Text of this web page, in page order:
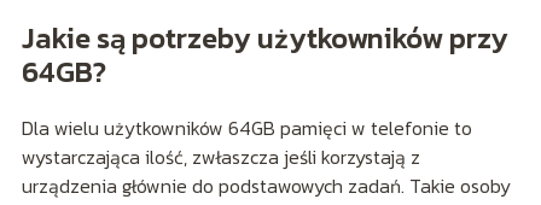
Jakie są potrzeby użytkowników przy
64GB?
Dla wielu użytkowników 64GB pamięci w telefonie to
wystarczająca ilość, zwłaszcza jeśli korzystają z
urządzenia głównie do podstawowych zadań. Takie osoby